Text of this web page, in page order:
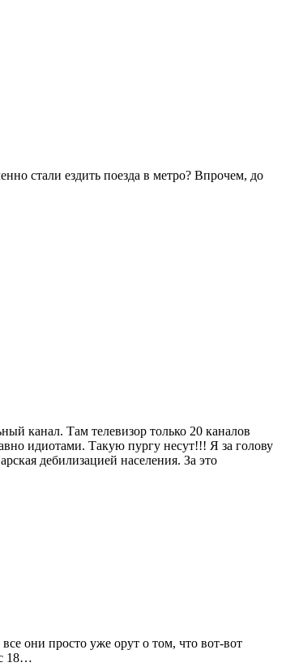
стали ездить поезда в метро? Впрочем, до
канал. Там телевизор только 20 каналов
идиотами. Такую пургу несут!!! Я за голову
дебилизацией населения. За это
они просто уже орут о том, что вот-вот
18…